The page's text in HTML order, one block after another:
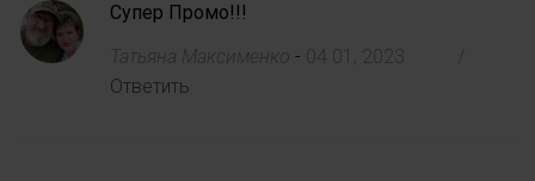
Супер Промо!!!
Татьяна Максименко - 04 01, 2023
Ответить